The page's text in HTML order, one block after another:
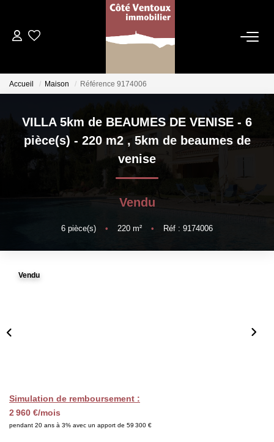
Qui Sommes Nous
Les Dentelles Montmirail
ESTIMATION
Accueil Maison Référence 9174006
VILLA 5km de BEAUMES DE VENISE - 6
pièce(s) - 220 m2 , 5km de beaumes de
venise
Vendu
6 pièce(s) • 220 m² • Réf : 9174006
Vendu
Simulation de remboursement :
2 960 €/mois
pendant 20 ans à 3% avec un apport de 59 300 €